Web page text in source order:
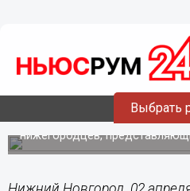
Выбрать
Электронный
нижегородцы о
детства»
Новгороде
В издании приняли участие
нижегородцев,